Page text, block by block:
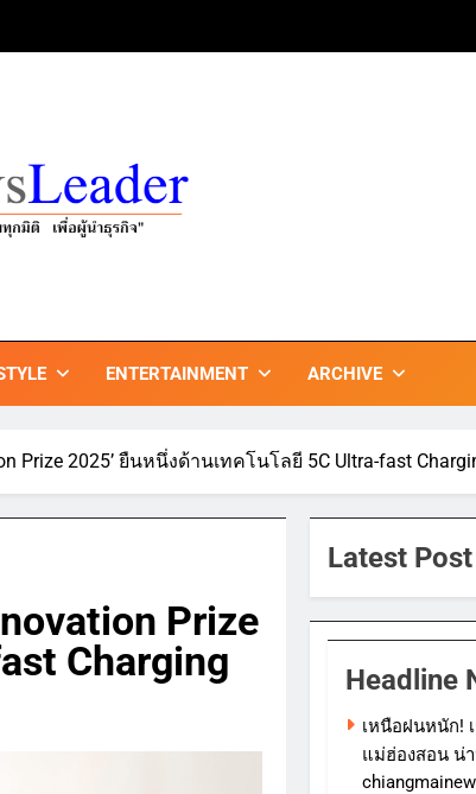
ENTERTAINMENT ARCHIVE
Prize 2025’ ยืนหนึ่งด้านเทคโนโลยี 5C Ultra-fast
Prize
Charging
Latest Post
Headline
เหนือฝนหนัก!
แม่ฮ่องสอน น่